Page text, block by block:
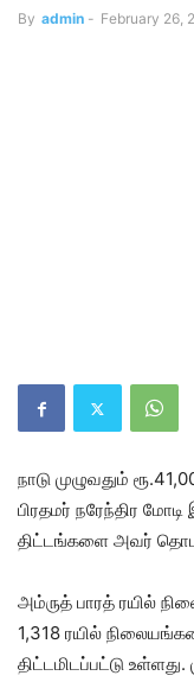
By admin - February 26,
நாடு முழுவதும்
பிரதமர் நரேந்திர
திட்டங்களை அவர்
அம்ருத் பாரத் ரயில்
1,318 ரயில்
திட்டமிடப்பட்டு